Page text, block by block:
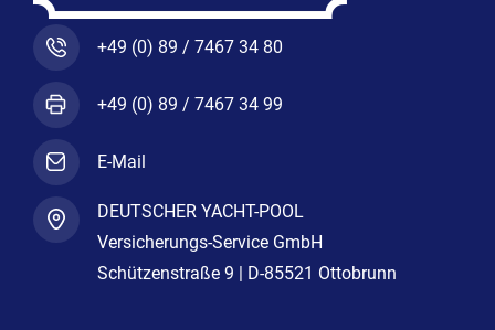
+49 (0) 89 / 7467 34 80
+49 (0) 89 / 7467 34 99
E-Mail
DEUTSCHER YACHT-POOL
Versicherungs-Service GmbH
Schützenstraße 9 | D-85521 Ottobrunn